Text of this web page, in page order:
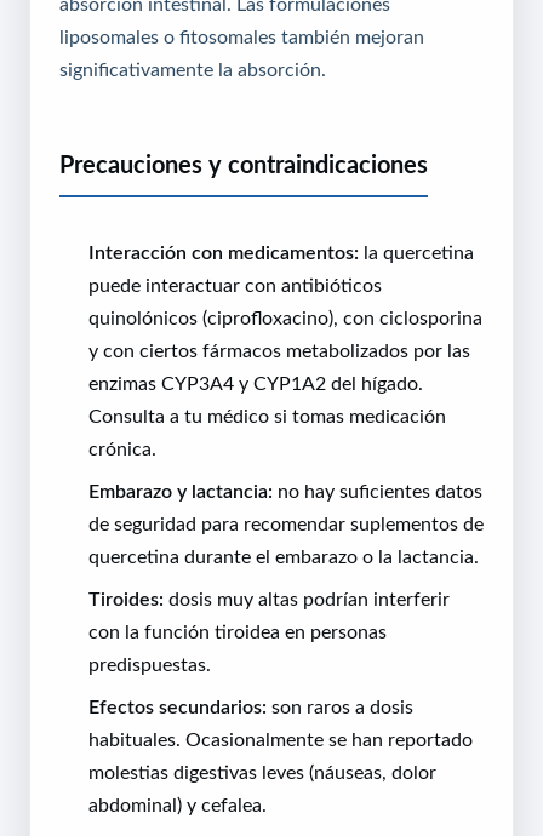
liposomales o fitosomales también mejoran
significativamente la absorción.
Precauciones y contraindicaciones
Interacción con medicamentos: la quercetina
puede interactuar con antibióticos
quinolónicos (ciprofloxacino), con ciclosporina
y con ciertos fármacos metabolizados por las
enzimas CYP3A4 y CYP1A2 del hígado.
Consulta a tu médico si tomas medicación
crónica.
Embarazo y lactancia: no hay suficientes datos
de seguridad para recomendar suplementos de
quercetina durante el embarazo o la lactancia.
Tiroides: dosis muy altas podrían interferir
con la función tiroidea en personas
predispuestas.
Efectos secundarios: son raros a dosis
habituales. Ocasionalmente se han reportado
molestias digestivas leves (náuseas, dolor
abdominal) y cefalea.